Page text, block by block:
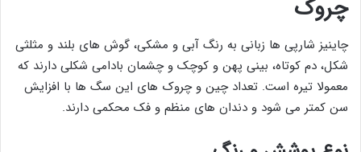
چروک
چاینیز شارپی ها زبانی به رنگ آبی و مشکی، گوش های بلند و مثلثی
شکل، دم کوتاه، بینی پهن و کوچک و چشمان بادامی شکلی دارند که
معمولا تیره است. تعداد چین و چروک های این سگ ها با افزایش
سن کمتر می شود و دندان های منظم و فک محکمی دارند.